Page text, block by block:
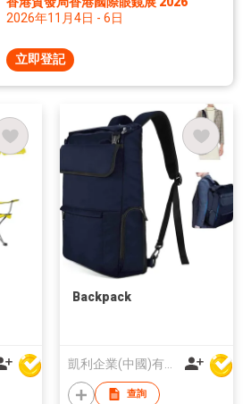
2026年11月4日 - 6日
立即登記
Backpack
查詢